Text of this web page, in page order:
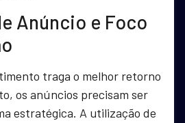
Anúncio e Foco
traga o melhor retorno
os anúncios precisam ser
estratégica. A utilização de